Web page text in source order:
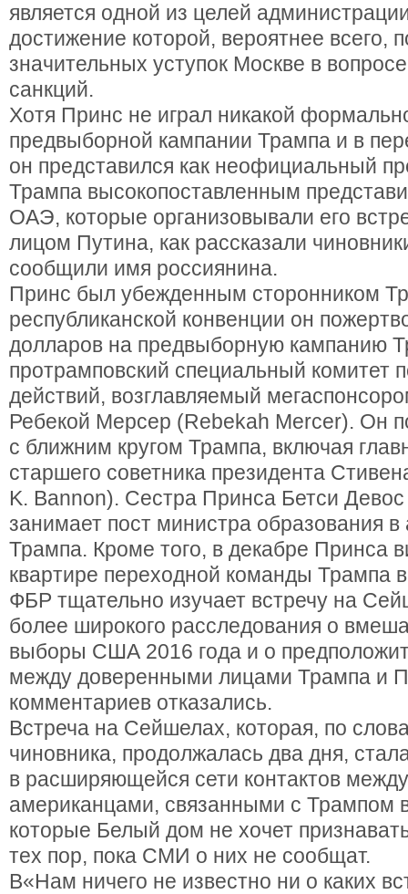
является одной из целей
достижение которой, вероятнее всего,
значительных уступок Москве в
санкций.
Хотя Принс не играл никакой
предвыборной кампании Трампа и в
он представился как неофициальный
Трампа высокопоставленным
ОАЭ, которые организовывали его
лицом Путина, как рассказали
сообщили имя россиянина.
Принс был убежденным сторонником
республиканской конвенции он
долларов на предвыборную кампанию
протрамповский специальный комитет
действий, возглавляемый
Ребекой Мерсер (Rebekah Mercer). Он
с ближним кругом Трампа, включая
старшего советника президента
K. Bannon). Сестра Принса Бетси
занимает пост министра образования
Трампа. Кроме того, в декабре Принса
квартире переходной команды Трампа
ФБР тщательно изучает встречу на
более широкого расследования о
выборы США 2016 года и о
между доверенными лицами Трампа и
комментариев отказались.
Встреча на Сейшелах, которая, по
чиновника, продолжалась два дня,
в расширяющейся сети контактов
американцами, связанными с Трампом
которые Белый дом не хочет
тех пор, пока СМИ о них не сообщат.
В«Нам ничего не известно ни о каких